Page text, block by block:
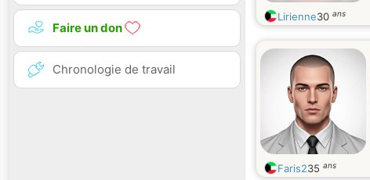
Faire un don
Chronologie de travail
Lirienne30 ans
Faris235 ans